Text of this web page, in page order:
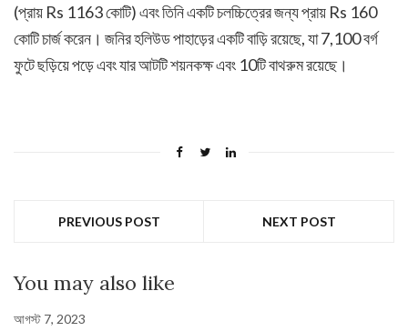
(প্রায় Rs 1163 কোটি) এবং তিনি একটি চলচ্চিত্রের জন্য প্রায় Rs 160
কোটি চার্জ করেন। জনির হলিউড পাহাড়ের একটি বাড়ি রয়েছে, যা 7,100 বর্গ
ফুটে ছড়িয়ে পড়ে এবং যার আটটি শয়নকক্ষ এবং 10টি বাথরুম রয়েছে।
PREVIOUS POST NEXT POST
You may also like
আগস্ট 7, 2023